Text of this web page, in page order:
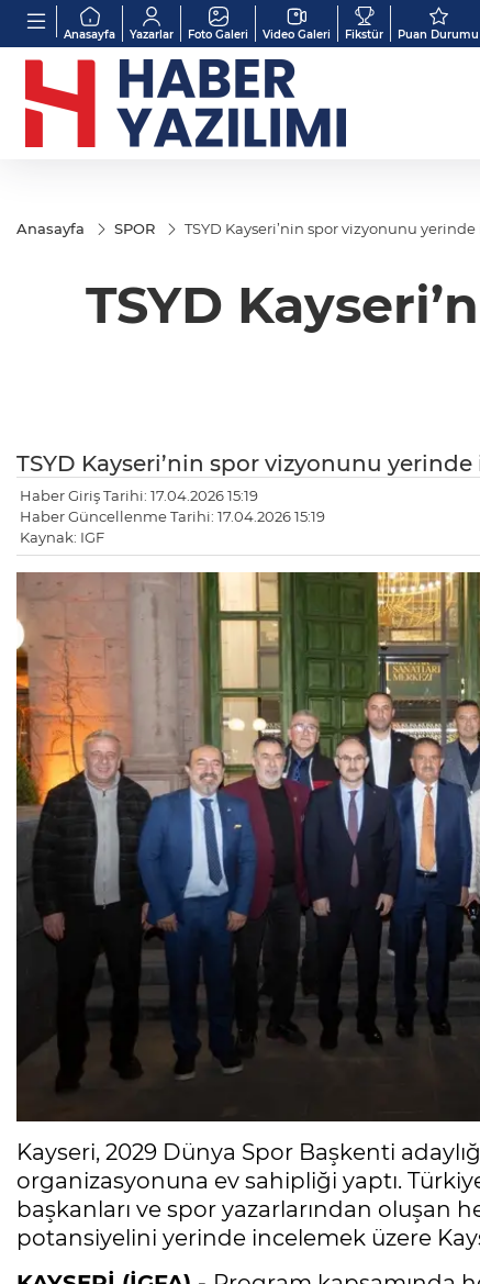
Anasayfa Yazarlar Foto Galeri Video Galeri Fikstür Puan Durumu
Anasayfa SPOR TSYD Kayseri’nin spor vizyonunu
TSYD
TSYD Kayseri’nin spor vizyonunu
Haber Giriş Tarihi: 17.04.2026 15:19
Haber Güncellenme Tarihi: 17.04.2026 15:19
Kaynak: IGF
Kayseri, 2029 Dünya Spor Başkenti
organizasyonuna ev sahipliği yaptı.
başkanları ve spor yazarlarından oluşan
potansiyelini yerinde incelemek üzere